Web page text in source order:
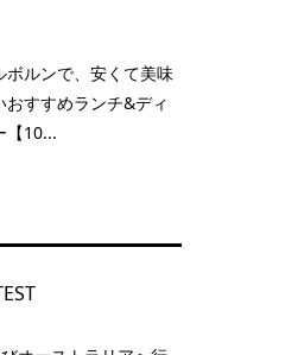
ボルンで、安くて美味
おすすめランチ&ディ
【10...